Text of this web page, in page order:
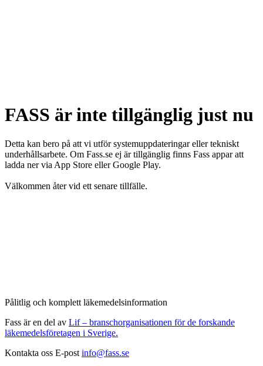
FASS är inte tillgänglig just nu
Detta kan bero på att vi utför systemuppdateringar eller tekniskt
underhållsarbete. Om Fass.se ej är tillgänglig finns Fass appar att
ladda ner via App Store eller Google Play.
Välkommen åter vid ett senare tillfälle.
Pålitlig och komplett läkemedelsinformation
Fass är en del av Lif – branschorganisationen för de forskande
läkemedelsföretagen i Sverige.
Kontakta oss E-post info@fass.se